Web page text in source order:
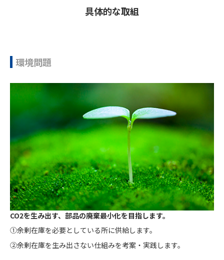
具体的な取組
環境問題
CO2を生み出す、部品の廃棄最小化を目指します。
①余剰在庫を必要としている所に供給します。
②余剰在庫を生み出さない仕組みを考案・実践します。